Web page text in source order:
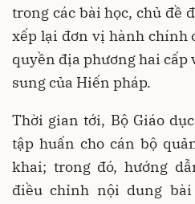
trong các bài học, chủ đề
xếp lại đơn vị hành chính
quyền địa phương hai cấp
sung của Hiến pháp.
Thời gian tới, Bộ Giáo
tập huấn cho cán bộ
khai; trong đó, hướng
điều chỉnh nội dung